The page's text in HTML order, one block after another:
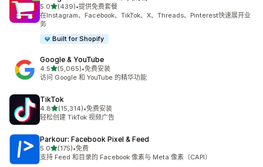
5.0星（满分 5 星）
(439)
总共 439 条评论
•提供免费套餐
在Instagram、Facebook、TikTok、X、Threads、Pinterest快速展开业
务
Built for Shopify
Google & YouTube
4.5星（满分 5 星）
(5,065)
总共 5065 条评论
•免费安装
访问 Google 和 YouTube 的精华功能
TikTok
4.8星（满分 5 星）
(15,314)
总共 15314 条评论
•免费安装
轻松创建 TikTok 视频广告
Parkour: Facebook Pixel & Feed
5.0星（满分 5 星）
(175)
总共 175 条评论
•免费
支持 Feed 和目录的 Facebook 像素与 Meta 像素（CAPI）